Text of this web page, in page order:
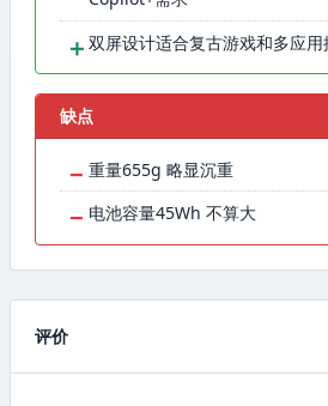
＋ 双屏设计适合复古游戏和多应用
缺点
− 重量655g 略显沉重
− 电池容量45Wh 不算大
评价